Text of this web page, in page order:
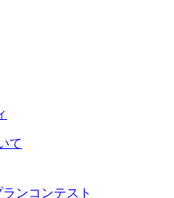
て
ンコンテスト